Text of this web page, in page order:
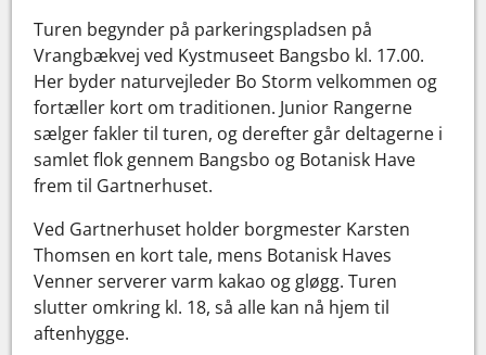
Turen begynder på parkeringspladsen på
Vrangbækvej ved Kystmuseet Bangsbo kl. 17.00.
Her byder naturvejleder Bo Storm velkommen og
fortæller kort om traditionen. Junior Rangerne
sælger fakler til turen, og derefter går deltagerne i
samlet flok gennem Bangsbo og Botanisk Have
frem til Gartnerhuset.
Ved Gartnerhuset holder borgmester Karsten
Thomsen en kort tale, mens Botanisk Haves
Venner serverer varm kakao og gløgg. Turen
slutter omkring kl. 18, så alle kan nå hjem til
aftenhygge.